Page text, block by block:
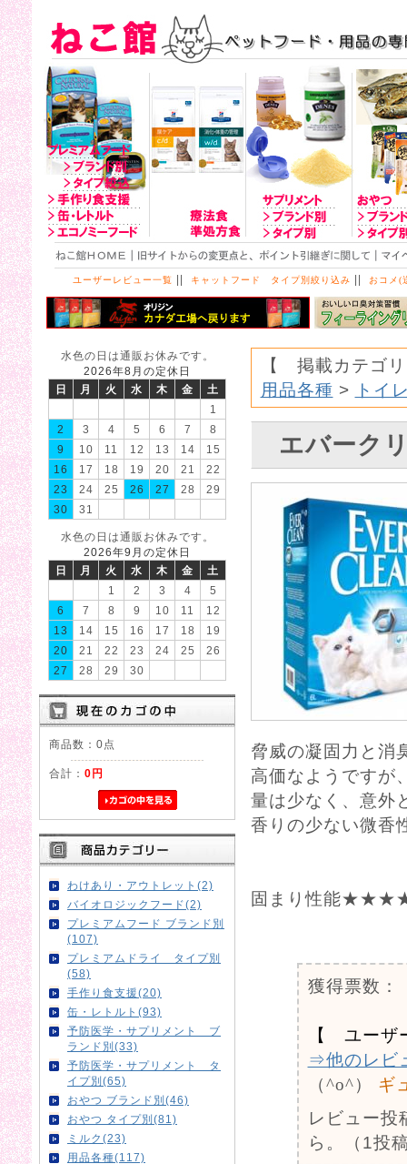
ユーザーレビュー一覧 || キャットフード タイプ別絞り込み || おコメ(
水色の日は通販お休みです。
2026年8月の定休日
日
月 火 水 木 金
土
1
2
3 4 5 6 7
8
9
10 11 12 13 14
15
16
17 18 19 20 21
22
23
24 25 26 27 28
29
30
31
水色の日は通販お休みです。
2026年9月の定休日
日
月 火 水 木 金
土
1
2 3 4
5
6
7 8 9 10 11
12
13
14 15 16 17 18
19
20
21 22 23 24 25
26
27
28 29 30
商品数：0点
合計： 0円
わけあり・アウトレット(2)
バイオロジックフード(2)
プレミアムフード ブランド別
(107)
プレミアムドライ タイプ別
(58)
手作り食支援(20)
缶・レトルト(93)
予防医学・サプリメント ブ
ランド別(33)
予防医学・サプリメント タ
イプ別(65)
おやつ ブランド別(46)
おやつ タイプ別(81)
ミルク(23)
用品各種(117)
【 掲載カテゴ
用品各種 > トイ
エバーク
脅威の凝固力と消
高価なようですが
量は少なく、意外
香りの少ない微香
固まり性能
獲得票数：
【 ユーザ
⇒他のレビ
（^o^）
ギ
レビュー投
ら。（1投